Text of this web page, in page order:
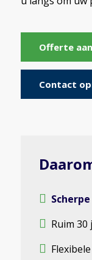
Offerte
Contact
Scherpe
Ruim 30